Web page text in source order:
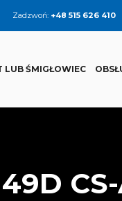
Zadzwoń: +48 515 626 410
LUB ŚMIGŁOWIEC